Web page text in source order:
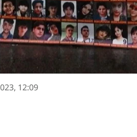
12:09